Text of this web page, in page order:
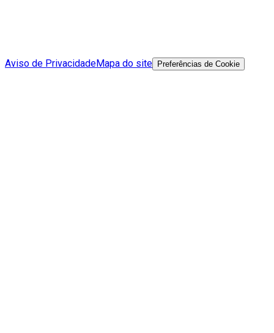
Aviso de PrivacidadeMapa do site Preferências de Cookie